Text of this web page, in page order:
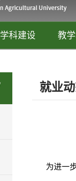
学科建设 教
就业
为进一